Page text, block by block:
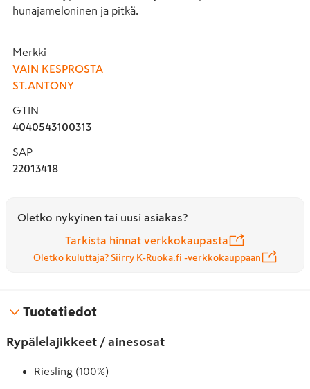
hunajameloninen ja pitkä.
Merkki
VAIN KESPROSTA
ST.ANTONY
GTIN
4040543100313
SAP
22013418
Oletko nykyinen tai uusi asiakas?
Tarkista hinnat verkkokaupasta
Oletko kuluttaja? Siirry K-Ruoka.fi -verkkokauppaan
Tuotetiedot
Rypälelajikkeet / ainesosat
Riesling (100%)